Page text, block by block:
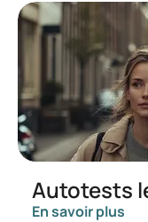
Autotests
En savoir plus